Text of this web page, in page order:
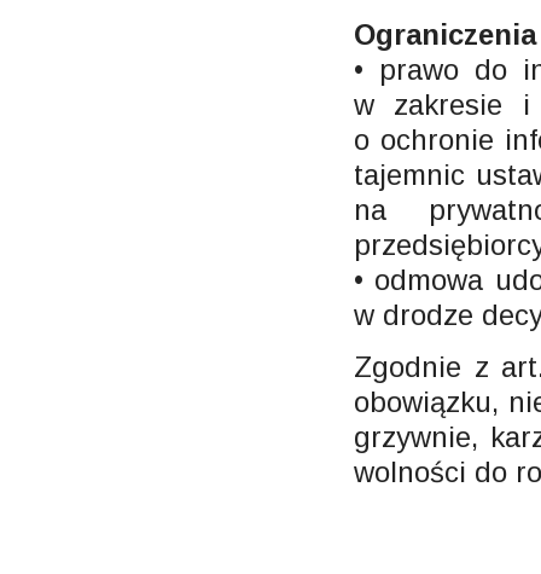
• prawo do
w zakresie i
o ochronie
tajemnic
na
• odmowa
w drodze
Zgodnie z
obowiązku,
grzywnie,
wolności do